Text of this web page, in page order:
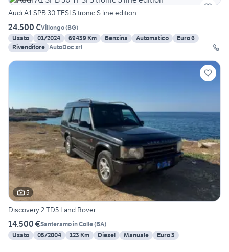
Audi A1 SPB 30 TFSI S tronic S line edition
24.500 €Villongo(BG)
Usato
01/2024 69439 Km Benzina Automatico
Euro 6
Rivenditore AutoDoc srl
5
Discovery 2 TD5 Land Rover
14.500 €Santeramo in Colle(BA)
Usato
05/2004 123 Km Diesel Manuale Euro 3